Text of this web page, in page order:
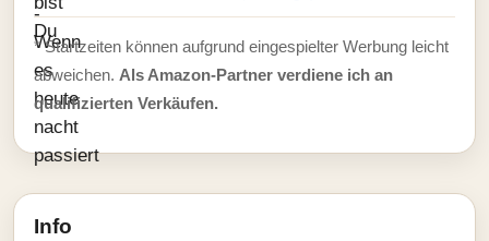
* Startzeiten können aufgrund eingespielter Werbung leicht
abweichen. Als Amazon-Partner verdiene ich an
qualifizierten Verkäufen.
Info